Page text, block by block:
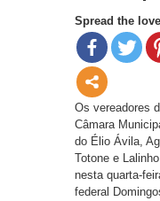
Spread the love
Os vereadores
Câmara
do Élio Ávila,
Totone e
nesta quarta-
federal